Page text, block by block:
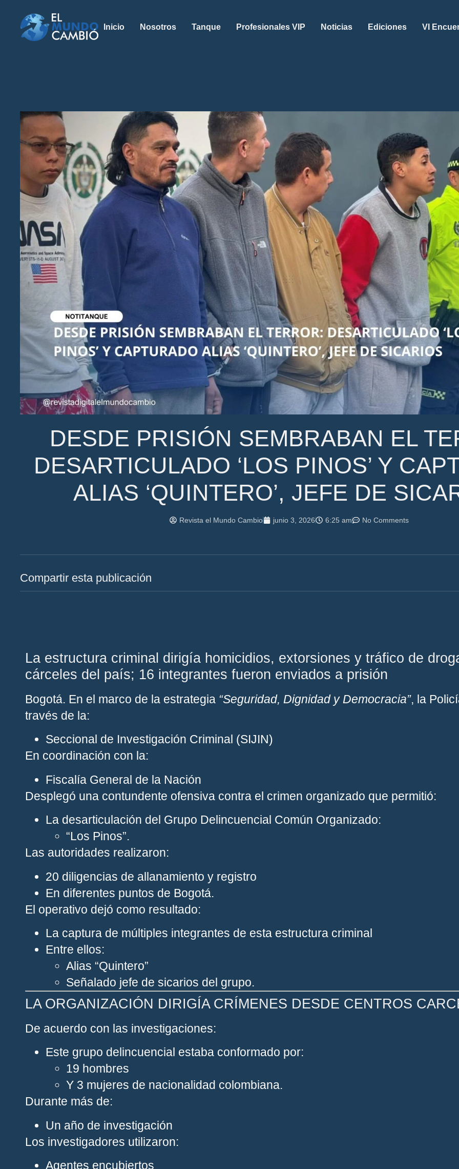
Inicio Nosotros Tanque Profesionales VIP Noticias Ediciones VI
DESDE PRISIÓN SEMBRABAN EL
DESARTICULADO ‘LOS PINOS’ Y
ALIAS ‘QUINTERO’, JEFE DE
Revista el Mundo Cambio junio 3, 2026 6:25 am No Comments
Compartir esta publicación
La estructura criminal dirigía homicidios, extorsiones y tráfico de
cárceles del país; 16 integrantes fueron enviados a prisión
Bogotá. En el marco de la estrategia “Seguridad, Dignidad y Democracia”, la
través de la:
Seccional de Investigación Criminal (SIJIN)
En coordinación con la:
Fiscalía General de la Nación
Desplegó una contundente ofensiva contra el crimen organizado que permitió:
La desarticulación del Grupo Delincuencial Común Organizado:
“Los Pinos”.
Las autoridades realizaron:
20 diligencias de allanamiento y registro
En diferentes puntos de Bogotá.
El operativo dejó como resultado:
La captura de múltiples integrantes de esta estructura criminal
Entre ellos:
Alias “Quintero”
Señalado jefe de sicarios del grupo.
LA ORGANIZACIÓN DIRIGÍA CRÍMENES DESDE CENTROS
De acuerdo con las investigaciones:
Este grupo delincuencial estaba conformado por:
19 hombres
Y 3 mujeres de nacionalidad colombiana.
Durante más de:
Un año de investigación
Los investigadores utilizaron:
Agentes encubiertos